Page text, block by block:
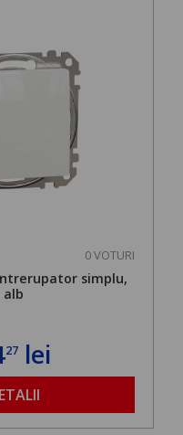
0 VOTURI
simplu,
alb
27 lei